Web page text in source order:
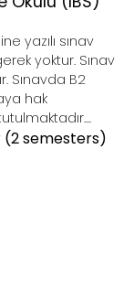
yazılı sınav
yoktur. Sınav
Sınavda B2
hak
semesters)